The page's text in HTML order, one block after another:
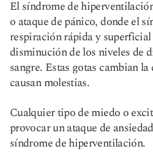
El síndrome de
o ataque de pánico, donde el
respiración rápida y
disminución de los niveles de
sangre. Estas gotas cambian
causan molestias.
Cualquier tipo de miedo o
provocar un ataque de
síndrome de hiperventilación.